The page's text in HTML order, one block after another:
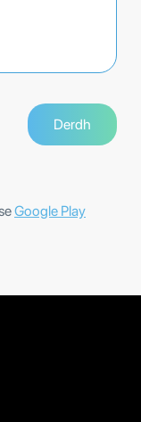
Google Play